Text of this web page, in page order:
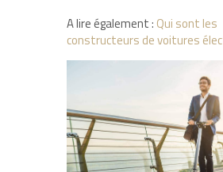
A lire également : Qui sont les
constructeurs de voitures